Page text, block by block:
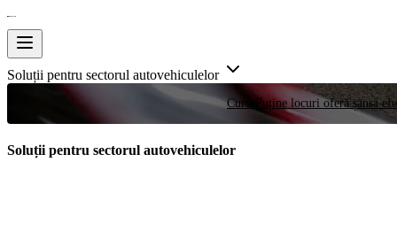
Soluții pentru sectorul autovehiculelor
Curse Puține locuri oferă șansa
Soluții pentru sectorul autovehiculelor